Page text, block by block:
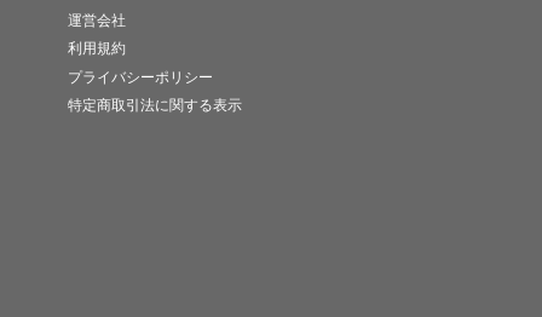
運営会社
利用規約
プライバシーポリシー
特定商取引法に関する表示